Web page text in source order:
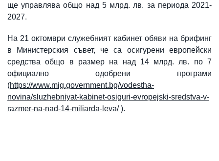
ще управлява общо над 5 млрд. лв. за периода 2021-
2027.
На 21 октомври служебният кабинет обяви на брифинг
в Министерския съвет, че са осигурени европейски
средства общо в размер на над 14 млрд. лв. по 7
официално одобрени програми
(https://www.mig.government.bg/vodestha-
novina/sluzhebniyat-kabinet-osiguri-evropejski-sredstva-v-
razmer-na-nad-14-miliarda-leva/).